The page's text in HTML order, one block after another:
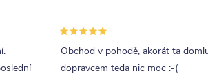
Obchod v pohodě, akorát ta
dopravcem teda nic moc :-(